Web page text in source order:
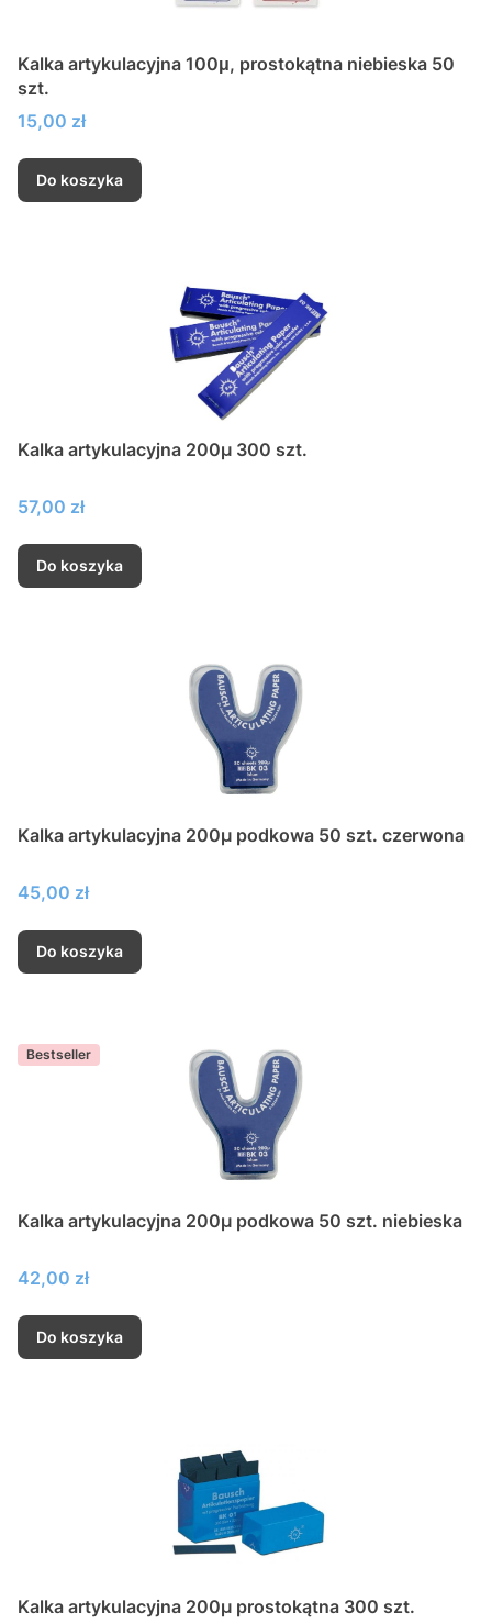
Kalka artykulacyjna 100μ, prostokątna niebieska 50
szt.
Cena
15,00 zł
Do koszyka
Kalka artykulacyjna 200µ 300 szt.
Cena
57,00 zł
Do koszyka
Kalka artykulacyjna 200µ podkowa 50 szt. czerwona
Cena
45,00 zł
Do koszyka
Bestseller
Kalka artykulacyjna 200µ podkowa 50 szt. niebieska
Cena
42,00 zł
Do koszyka
Kalka artykulacyjna 200µ prostokątna 300 szt.